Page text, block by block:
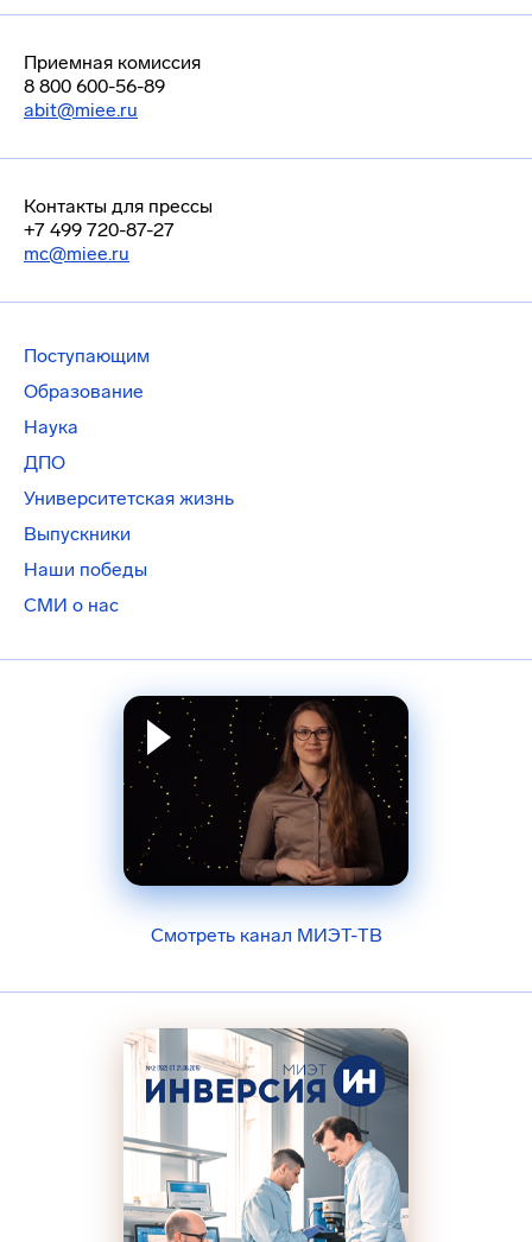
Приемная комиссия
8 800 600-56-89
abit@miee.ru
Контакты для прессы
+7 499 720-87-27
mc@miee.ru
Поступающим
Образование
Наука
ДПО
Университетская жизнь
Выпускники
Наши победы
СМИ о нас
Смотреть канал МИЭТ-ТВ